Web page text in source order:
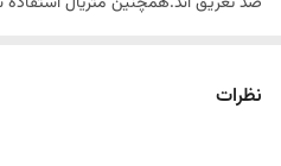
ابعاد لحاف
نظرات